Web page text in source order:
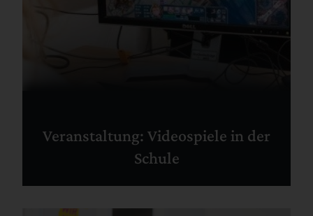
Veranstaltung: Videospiele in der
Schule